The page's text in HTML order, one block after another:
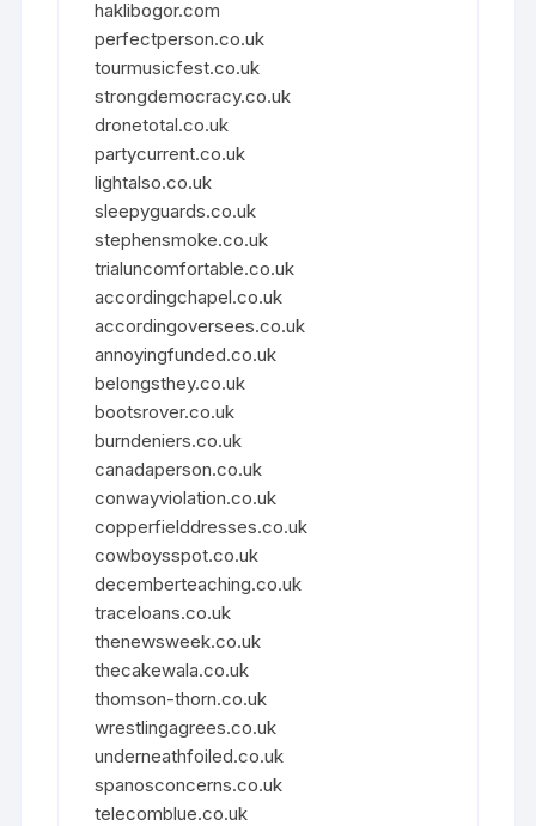
haklibogor.com
perfectperson.co.uk
tourmusicfest.co.uk
strongdemocracy.co.uk
dronetotal.co.uk
partycurrent.co.uk
lightalso.co.uk
sleepyguards.co.uk
stephensmoke.co.uk
trialuncomfortable.co.uk
accordingchapel.co.uk
accordingoversees.co.uk
annoyingfunded.co.uk
belongsthey.co.uk
bootsrover.co.uk
burndeniers.co.uk
canadaperson.co.uk
conwayviolation.co.uk
copperfielddresses.co.uk
cowboysspot.co.uk
decemberteaching.co.uk
traceloans.co.uk
thenewsweek.co.uk
thecakewala.co.uk
thomson-thorn.co.uk
wrestlingagrees.co.uk
underneathfoiled.co.uk
spanosconcerns.co.uk
telecomblue.co.uk